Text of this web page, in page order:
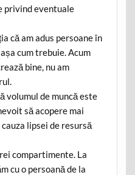
privind eventuale
că am adus persoane în
cum trebuie. Acum
bine, nu am
volumul de muncă este
să acopere mai
lipsei de resursă
compartimente. La
cu o persoană de la